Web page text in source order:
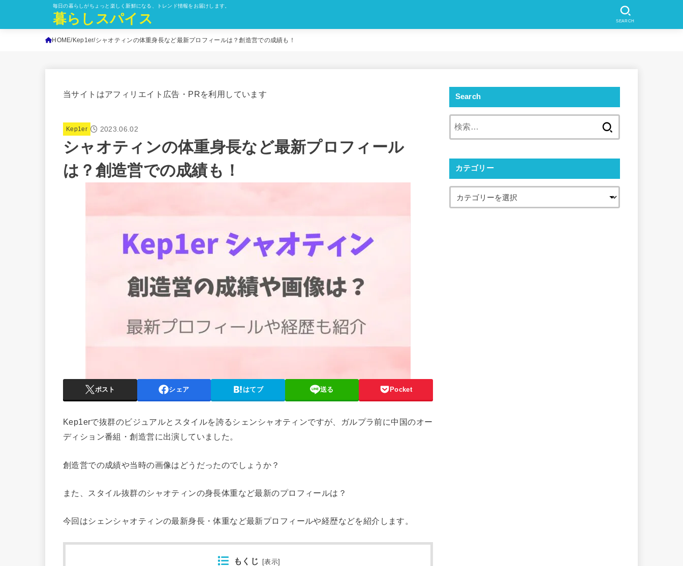
毎日の暮らしがちょっと楽しく新鮮になる、トレンド情報をお届けします。
暮らしスパイス SEARCH
HOME Kep1er シャオティンの体重身長など最新プロフィールは？創造営での成績も！
当サイトはアフィリエイト広告・PRを利用しています
Kep1er 2023.06.02
シャオティンの体重身長など最新プロフィール
は？創造営での成績も！
ポスト シェア はてブ 送る Pocket
Kep1erで抜群のビジュアルとスタイルを誇るシェンシャオティンですが、ガルプラ前に中国のオー
ディション番組・創造営に出演していました。
創造営での成績や当時の画像はどうだったのでしょうか？
また、スタイル抜群のシャオティンの身長体重など最新のプロフィールは？
今回はシェンシャオティンの最新身長・体重など最新プロフィールや経歴などを紹介します。
もくじ [表示]
Search
カテゴリー